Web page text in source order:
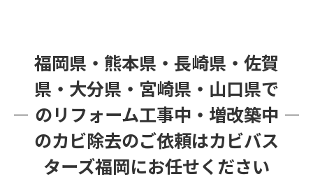
福岡県・熊本県・長崎県・佐賀
県・大分県・宮崎県・山口県で
のリフォーム工事中・増改築中
のカビ除去のご依頼はカビバス
ターズ福岡にお任せください